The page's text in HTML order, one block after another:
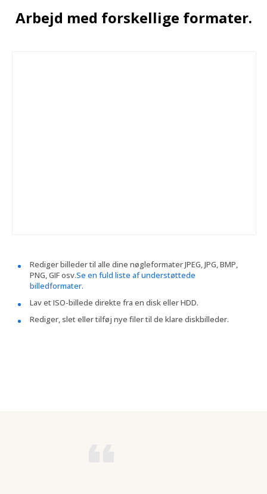
Arbejd med forskellige formater.
Rediger billeder til alle dine nøgleformater JPEG, JPG, BMP,
PNG, GIF osv.Se en fuld liste af understøttede
billedformater.
Lav et ISO-billede direkte fra en disk eller HDD.
Rediger, slet eller tilføj nye filer til de klare diskbilleder.